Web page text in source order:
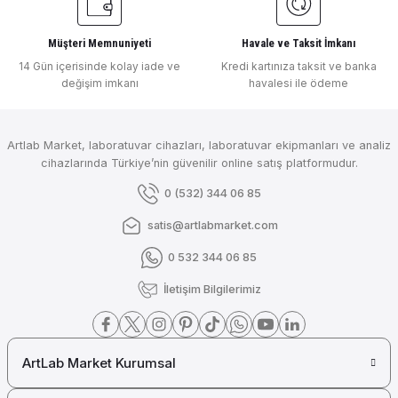
Mettler Toledo
Mettler Toledo Sevendirect Masa Tipi Ph Metre ( İnlab Routine Pro-Ism
₺ 141.072
Mettler Toledo Sevendirect Masa Tipi Ph Metre ( Inlab Expert Pro-Ism Ph
Mettler Toledo
Mettler Toledo Fiveeasy Plus Masa Tipi Ph Metre ( LE410 h Elektrodu
Müşteri Memnuniyeti
14 Gün içerisinde kolay iade ve
değişim imkanı
Havale ve Taksit İmkanı
Kredi kartınıza taksit ve banka
havalesi ile ödeme
Artlab Market, laboratuvar cihazları, laboratuvar ekipmanları ve analiz
cihazlarında Türkiye’nin güvenilir online satış platformudur.
0 (532) 344 06 85
satis@artlabmarket.com
0 532 344 06 85
İletişim Bilgilerimiz
ArtLab Market Kurumsal